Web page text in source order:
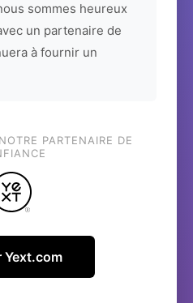
sommes heureux
un partenaire de
à fournir un
PARTENAIRE DE
Yext.com